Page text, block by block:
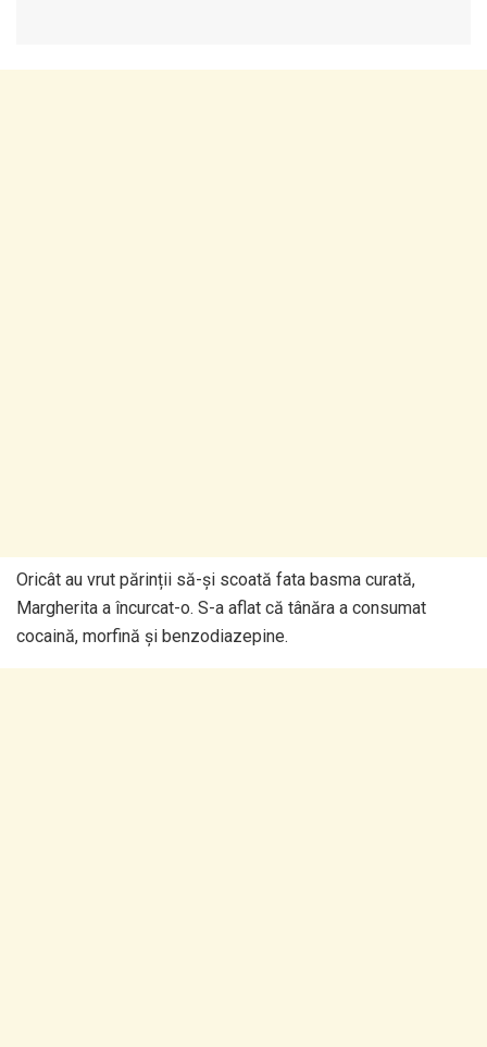
Oricât au vrut părinții să-și scoată fata basma curată,
Margherita a încurcat-o. S-a aflat că tânăra a consumat
cocaină, morfină și benzodiazepine.